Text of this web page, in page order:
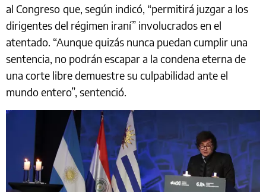
al Congreso que, según indicó, “permitirá juzgar a los
dirigentes del régimen iraní” involucrados en el
atentado. “Aunque quizás nunca puedan cumplir una
sentencia, no podrán escapar a la condena eterna de
una corte libre demuestre su culpabilidad ante el
mundo entero”, sentenció.